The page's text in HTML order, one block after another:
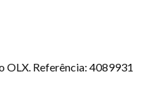
Referência: 4089931